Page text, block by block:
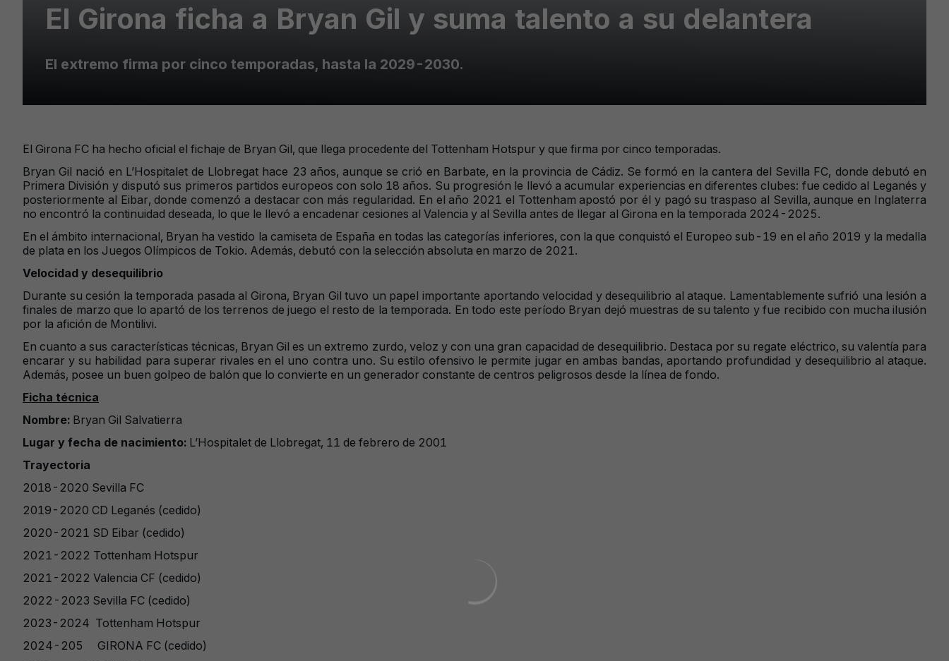
El Girona ficha a Bryan Gil y suma talento a su delantera
El extremo firma por cinco temporadas, hasta la 2029-2030.
El Girona FC ha hecho oficial el fichaje de Bryan Gil, que llega procedente del Tottenham Hotspur y que firma por cinco temporadas.
Bryan Gil nació en L’Hospitalet de Llobregat hace 23 años, aunque se crió en Barbate, en la provincia de Cádiz. Se formó en la cantera del Sevilla FC, donde debutó en
Primera División y disputó sus primeros partidos europeos con solo 18 años. Su progresión le llevó a acumular experiencias en diferentes clubes: fue cedido al Leganés y
posteriormente al Eibar, donde comenzó a destacar con más regularidad. En el año 2021 el Tottenham apostó por él y pagó su traspaso al Sevilla, aunque en Inglaterra
no encontró la continuidad deseada, lo que le llevó a encadenar cesiones al Valencia y al Sevilla antes de llegar al Girona en la temporada 2024-2025.
En el ámbito internacional, Bryan ha vestido la camiseta de España en todas las categorías inferiores, con la que conquistó el Europeo sub-19 en el año 2019 y la medalla
de plata en los Juegos Olímpicos de Tokio. Además, debutó con la selección absoluta en marzo de 2021.
Velocidad y desequilibrio
Durante su cesión la temporada pasada al Girona, Bryan Gil tuvo un papel importante aportando velocidad y desequilibrio al ataque. Lamentablemente sufrió una lesión a
finales de marzo que lo apartó de los terrenos de juego el resto de la temporada. En todo este período Bryan dejó muestras de su talento y fue recibido con mucha ilusión
por la afición de Montilivi.
En cuanto a sus características técnicas, Bryan Gil es un extremo zurdo, veloz y con una gran capacidad de desequilibrio. Destaca por su regate eléctrico, su valentía para
encarar y su habilidad para superar rivales en el uno contra uno. Su estilo ofensivo le permite jugar en ambas bandas, aportando profundidad y desequilibrio al ataque.
Además, posee un buen golpeo de balón que lo convierte en un generador constante de centros peligrosos desde la línea de fondo.
Ficha técnica
Nombre: Bryan Gil Salvatierra
Lugar y fecha de nacimiento: L’Hospitalet de Llobregat, 11 de febrero de 2001
Trayectoria
2018-2020 Sevilla FC
2019-2020 CD Leganés (cedido)
2020-2021 SD Eibar (cedido)
2021-2022 Tottenham Hotspur
2021-2022 Valencia CF (cedido)
2022-2023 Sevilla FC (cedido)
2023-2024 Tottenham Hotspur
2024-205 GIRONA FC (cedido)